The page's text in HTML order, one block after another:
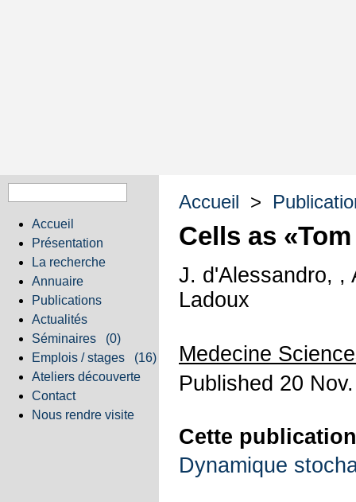
Accueil
Présentation
La recherche
Annuaire
Publications
Actualités
Séminaires (0)
Emplois / stages (16)
Ateliers découverte
Contact
Nous rendre visite
Accueil >
Cells as
J. d'Alessandro, ,
Ladoux
Medecine
Published 20
Cette
Dynamique